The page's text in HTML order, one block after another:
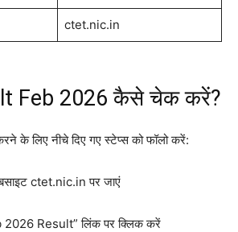
ctet.nic.in
Feb 2026 कैसे चेक करें?
के लिए नीचे दिए गए स्टेप्स को फॉलो करें:
ctet.nic.in पर जाएं
2026 Result” लिंक पर क्लिक करें